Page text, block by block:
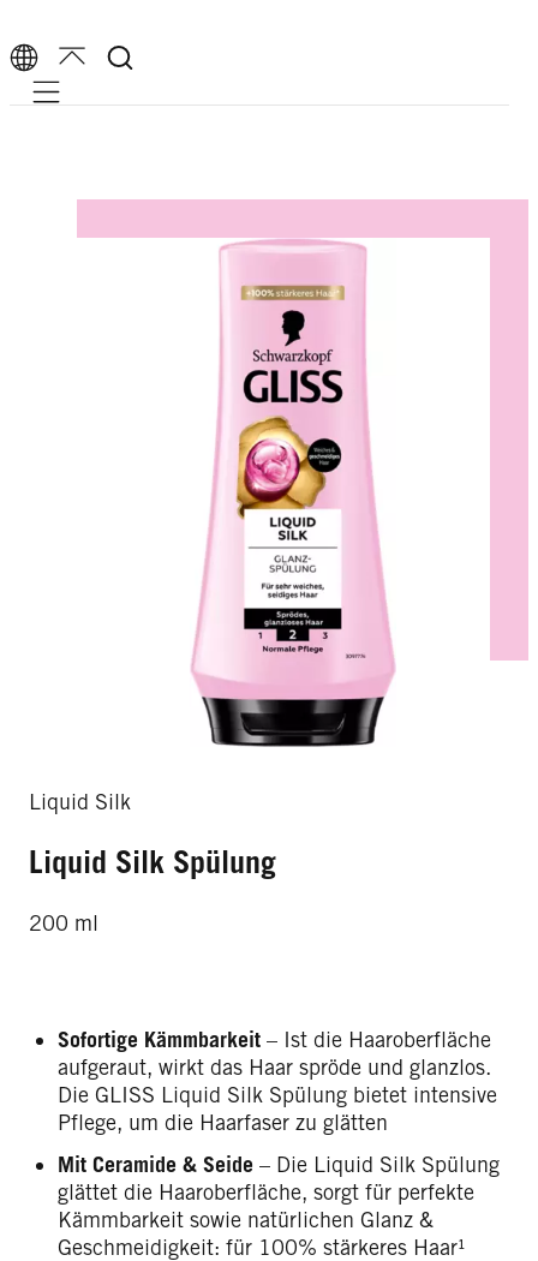
Mobile navigation
Liquid Silk
Liquid Silk Spülung
200 ml
Sofortige Kämmbarkeit – Ist die Haaroberfläche
aufgeraut, wirkt das Haar spröde und glanzlos.
Die GLISS Liquid Silk Spülung bietet intensive
Pflege, um die Haarfaser zu glätten
Mit Ceramide & Seide – Die Liquid Silk Spülung
glättet die Haaroberfläche, sorgt für perfekte
Kämmbarkeit sowie natürlichen Glanz &
Geschmeidigkeit: für 100% stärkeres Haar¹